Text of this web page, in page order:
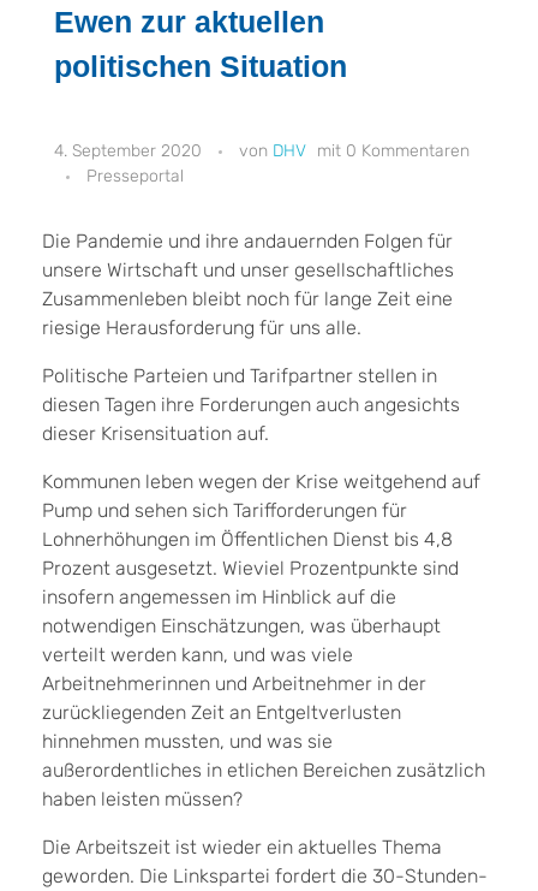
Ewen zur aktuellen
politischen Situation
4. September 2020 DHV
0 Kommentaren
Presseportal
Die Pandemie und ihre andauernden Folgen für
unsere Wirtschaft und unser gesellschaftliches
Zusammenleben bleibt noch für lange Zeit eine
riesige Herausforderung für uns alle.
Politische Parteien und Tarifpartner stellen in
diesen Tagen ihre Forderungen auch angesichts
dieser Krisensituation auf.
Kommunen leben wegen der Krise weitgehend auf
Pump und sehen sich Tarifforderungen für
Lohnerhöhungen im Öffentlichen Dienst bis 4,8
Prozent ausgesetzt. Wieviel Prozentpunkte sind
insofern angemessen im Hinblick auf die
notwendigen Einschätzungen, was überhaupt
verteilt werden kann, und was viele
Arbeitnehmerinnen und Arbeitnehmer in der
zurückliegenden Zeit an Entgeltverlusten
hinnehmen mussten, und was sie
außerordentliches in etlichen Bereichen zusätzlich
haben leisten müssen?
Die Arbeitszeit ist wieder ein aktuelles Thema
geworden. Die Linkspartei fordert die 30-Stunden-